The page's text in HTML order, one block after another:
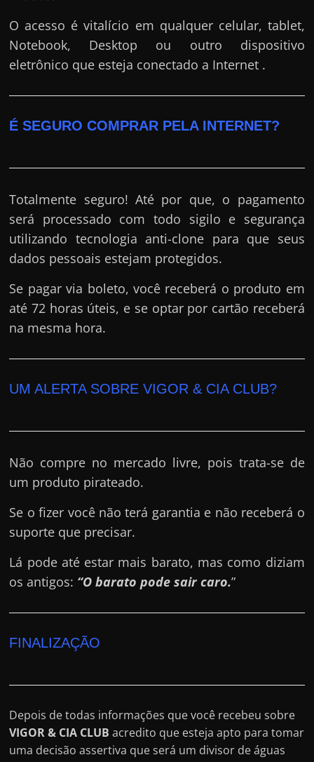
O acesso é vitalício em qualquer celular, tablet,
Notebook, Desktop ou outro dispositivo
eletrônico que esteja conectado a Internet .
É SEGURO COMPRAR PELA INTERNET?
Totalmente seguro! Até por que, o pagamento
será processado com todo sigilo e segurança
utilizando tecnologia anti-clone para que seus
dados pessoais estejam protegidos.
Se pagar via boleto, você receberá o produto em
até 72 horas úteis, e se optar por cartão receberá
na mesma hora.
UM ALERTA SOBRE VIGOR & CIA CLUB?
Não compre no mercado livre, pois trata-se de
um produto pirateado.
Se o fizer você não terá garantia e não receberá o
suporte que precisar.
Lá pode até estar mais barato, mas como diziam
os antigos: “O barato pode sair caro.”
FINALIZAÇÃO
Depois de todas informações que você recebeu sobre
VIGOR & CIA CLUB acredito que esteja apto para tomar
uma decisão assertiva que será um divisor de águas